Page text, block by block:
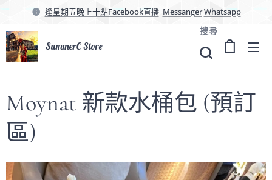
逢星期五晚上十點Facebook直播 MessangerWhatsapp
SummerC Store
搜尋
Moynat 新款水桶包 (預訂
區)